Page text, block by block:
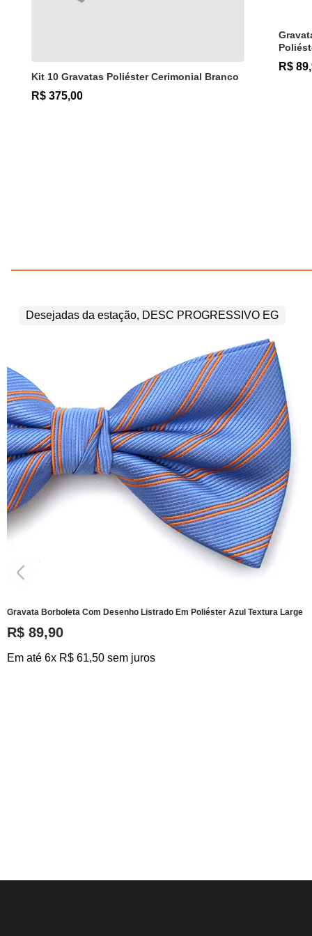
Kit 10 Gravatas Poliéster Cerimonial Branco
R$ 375,00
R$
Desejadas da estação, DESC PROGRESSIVO EG
Gravata Borboleta Com Desenho Listrado Em Poliéster Azul Textura Large
R$ 89,90
Em até 6x R$ 61,50 sem juros